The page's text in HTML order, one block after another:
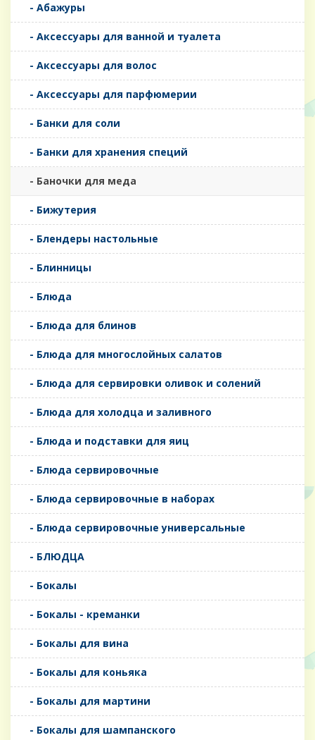
- Абажуры
- Аксессуары для ванной и туалета
- Аксессуары для волос
- Аксессуары для парфюмерии
- Банки для соли
- Банки для хранения специй
- Баночки для меда
- Бижутерия
- Блендеры настольные
- Блинницы
- Блюда
- Блюда для блинов
- Блюда для многослойных салатов
- Блюда для сервировки оливок и солений
- Блюда для холодца и заливного
- Блюда и подставки для яиц
- Блюда сервировочные
- Блюда сервировочные в наборах
- Блюда сервировочные универсальные
- БЛЮДЦА
- Бокалы
- Бокалы - креманки
- Бокалы для вина
- Бокалы для коньяка
- Бокалы для мартини
- Бокалы для шампанского